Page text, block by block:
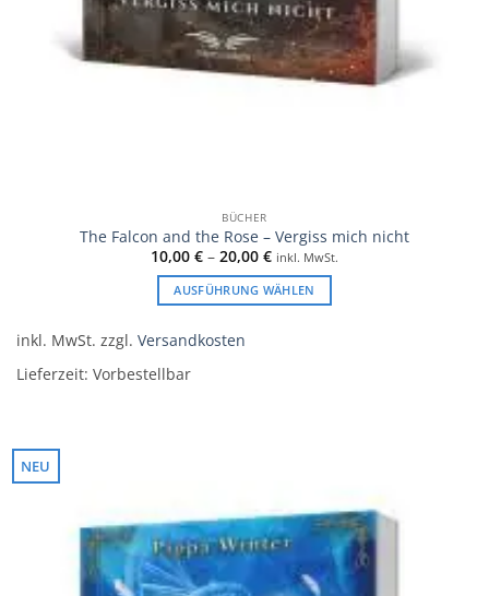
BÜCHER
The Falcon and the Rose – Vergiss mich nicht
10,00 € – 20,00 € inkl. MwSt.
AUSFÜHRUNG WÄHLEN
Produkt
auf
der
Produktseite
gewählt
inkl. MwSt. zzgl. Versandkosten
Lieferzeit: Vorbestellbar
NEU